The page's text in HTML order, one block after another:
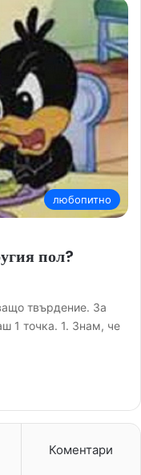
любопитно
пол?
твърдение. За
1 точка. 1. Знам, че
Коментари